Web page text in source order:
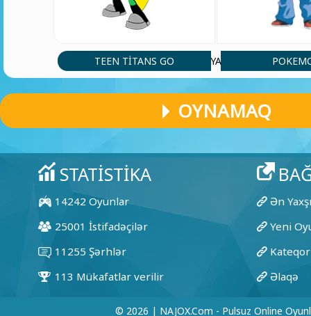
TEEN TITANS GO YA
OYNAMAQ
© 2026 | NAJOX.com - Pulsuz Online